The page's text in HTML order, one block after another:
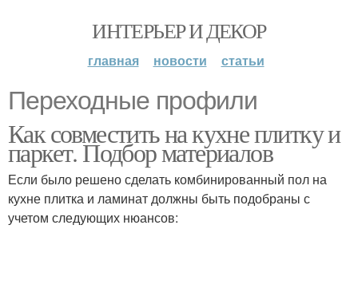
ИНТЕРЬЕР И ДЕКОР
главная новости статьи
Переходные профили
Как совместить на кухне плитку и
паркет. Подбор материалов
Если было решено сделать комбинированный пол на
кухне плитка и ламинат должны быть подобраны с
учетом следующих нюансов: